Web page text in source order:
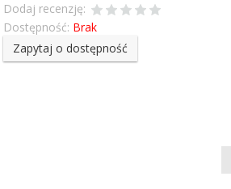
Dodaj recenzję:
Dostępność: Brak
Zapytaj o dostępność